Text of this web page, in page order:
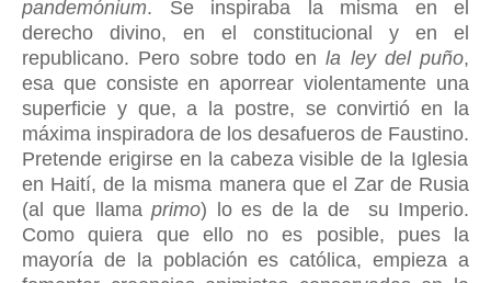
pandemónium. Se inspiraba la misma en el
derecho divino, en el constitucional y en el
republicano. Pero sobre todoenla ley del puño,
esa que consiste en aporrear violentamente una
superficie y que, a la postre, se convirtió en la
máxima inspiradora de los desafueros de Faustino.
Pretende erigirse en la cabeza visible de la Iglesia
en Haití, de la misma manera que el Zar de Rusia
(al que llamaprimo) lo es de la de su Imperio.
Como quiera que ello no es posible, pues la
mayoría de la población es católica, empieza a